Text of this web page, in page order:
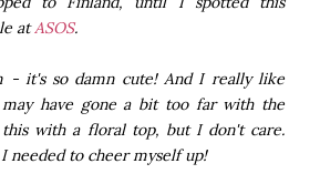
atASOS.
- it's so damn cute! And I really like
have gone a bit too far with the
with a floral top, but I don't care.
needed to cheer myself up!